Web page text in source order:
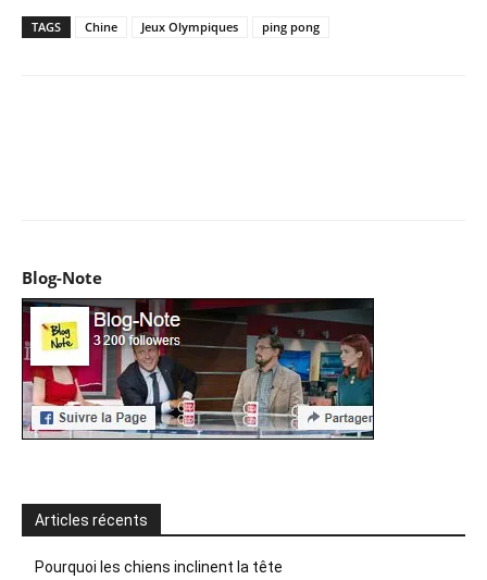
TAGS Chine Jeux Olympiques ping pong
Blog-Note
Articles récents
Pourquoi les chiens inclinent la tête